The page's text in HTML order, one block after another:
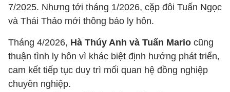
7/2025. Nhưng tới tháng 1/2026, cặp đôi Tuấn Ngọc
và Thái Thảo mới thông báo ly hôn.
Tháng 4/2026, Hà Thúy Anh và Tuấn Mario cũng
thuận tình ly hôn vì khác biệt định hướng phát triển,
cam kết tiếp tục duy trì mối quan hệ đồng nghiệp
chuyên nghiệp.